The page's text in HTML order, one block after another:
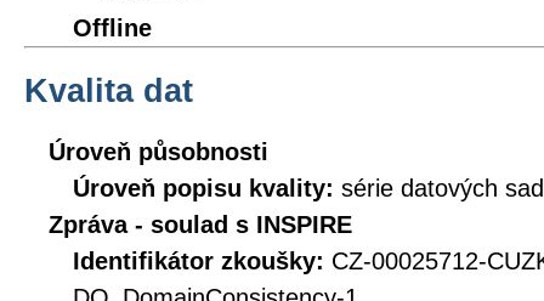
Offline
Kvalita dat
Úroveň působnosti
Úroveň popisu kvality: série datových sad
Zpráva - soulad s INSPIRE
Identifikátor zkoušky: CZ-00025712-